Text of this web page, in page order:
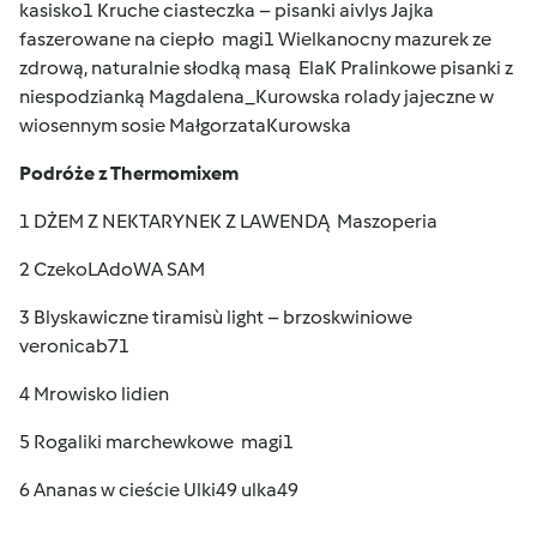
kasisko1 Kruche ciasteczka – pisanki aivlys Jajka
faszerowane na ciepło magi1 Wielkanocny mazurek ze
zdrową, naturalnie słodką masą ElaK Pralinkowe pisanki z
niespodzianką Magdalena_Kurowska rolady jajeczne w
wiosennym sosie MałgorzataKurowska
Podróże z Thermomixem
1 DŻEM Z NEKTARYNEK Z LAWENDĄ Maszoperia
2 CzekoLAdoWA SAM
3 Blyskawiczne tiramisù light – brzoskwiniowe
veronicab71
4 Mrowisko lidien
5 Rogaliki marchewkowe magi1
6 Ananas w cieście Ulki49 ulka49